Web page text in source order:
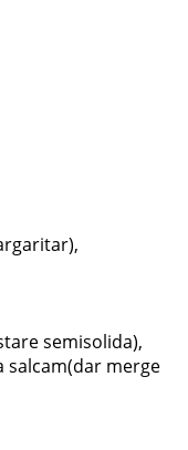
semisolida),
salcam(dar merge